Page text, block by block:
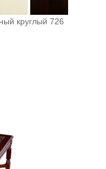
круглый 726